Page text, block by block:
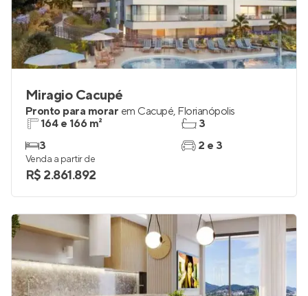
Miragio Cacupé
Pronto para morar em Cacupé, Florianópolis
164 e 166 m²
3
3
2 e 3
Venda a partir de
R$ 2.861.892